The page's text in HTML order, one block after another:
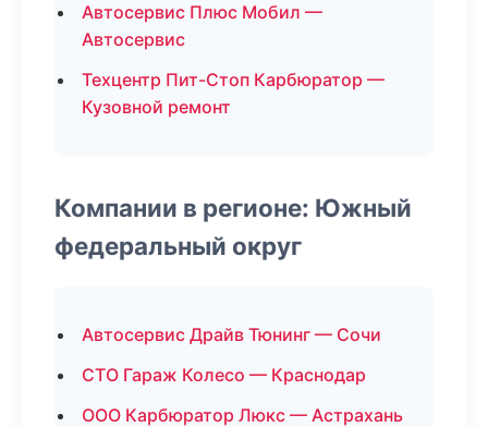
Автосервис Плюс Мобил —
Автосервис
Техцентр Пит-Стоп Карбюратор —
Кузовной ремонт
Компании в регионе: Южный
федеральный округ
Автосервис Драйв Тюнинг — Сочи
СТО Гараж Колесо — Краснодар
ООО Карбюратор Люкс — Астрахань